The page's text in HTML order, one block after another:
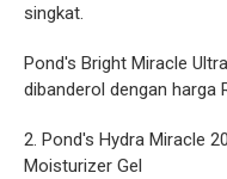
singkat.
Pond's Bright Miracle
dibanderol dengan harga
2. Pond's Hydra Miracle
Moisturizer Gel